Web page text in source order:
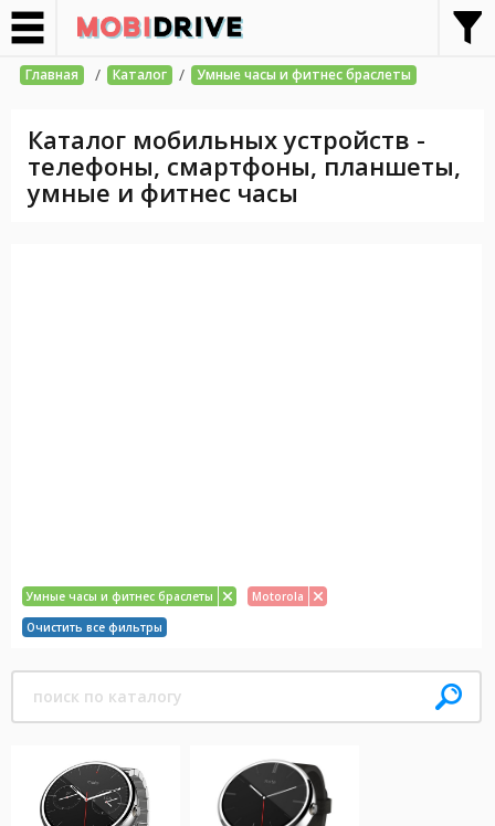
Главная / Каталог / Умные часы и фитнес браслеты
Каталог мобильных устройств -
телефоны, смартфоны, планшеты,
умные и фитнес часы
Умные часы и фитнес браслеты
Motorola
Очистить все фильтры